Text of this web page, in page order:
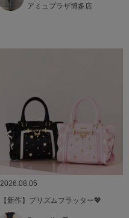
アミュプラザ博多店
2026.08.05
【新作】プリズムフラッター💖